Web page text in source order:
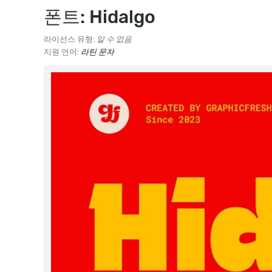
폰트: Hidalgo
라이선스 유형: 알 수 없음
지원 언어: 라틴 문자